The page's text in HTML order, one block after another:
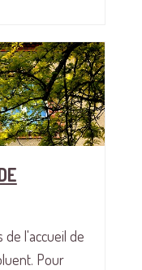
de l'accueil de
Pour